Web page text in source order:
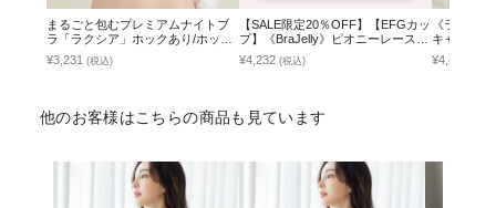
まるごと包むプレミアムナイトブ
ラ「ラクシア」ホックあり/ホック
なし
¥3,231 (税込)
【SALE限定20％OFF】【EFGカッ
プ】《BraJelly》ピオニーレースア
ップブラ＆ショーツ
¥4,232 (税込)
《ラクシ
キャミ
¥4,490
他のお客様はこちらの商品も見ています